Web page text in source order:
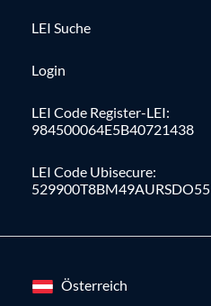
LEI Suche
Login
LEI Code Register-LEI:
984500064E5B40721438
LEI Code Ubisecure:
529900T8BM49AURSDO55
Österreich